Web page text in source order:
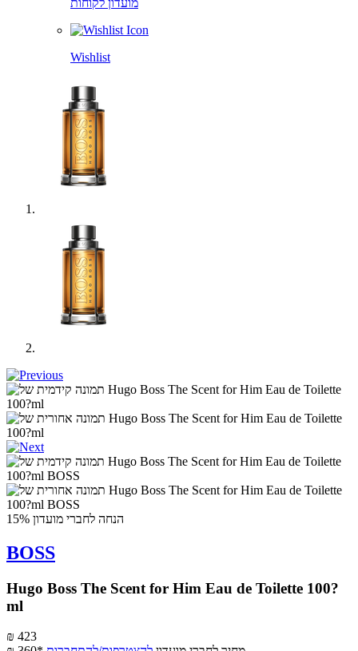
Wishlist
הנחה לחברי מועדון 15%
BOSS
Hugo Boss The Scent for Him Eau de Toilette 100?
ml
₪ 423